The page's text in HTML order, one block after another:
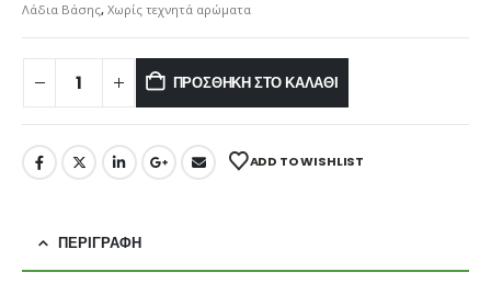
Λάδια Βάσης, Χωρίς τεχνητά αρώματα
ΠΡΟΣΘΉΚΗ ΣΤΟ ΚΑΛΆΘΙ
ADD TO WISHLIST
ΠΕΡΙΓΡΑΦΉ